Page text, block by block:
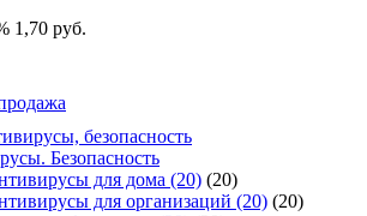
1,70 руб.
безопасность
Безопасность
для дома (20) (20)
для организаций (20) (20)